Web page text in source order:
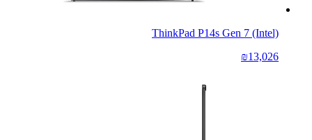
ThinkPad P14s Gen 7 (Intel)
₪13,026